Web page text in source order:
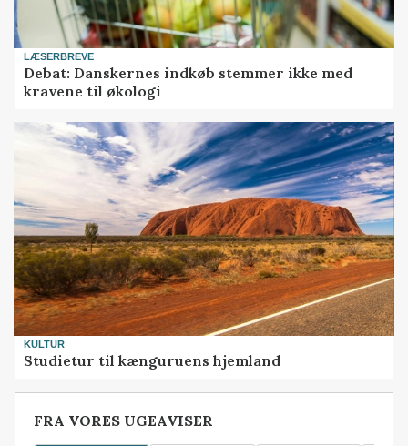
LÆSERBREVE
Debat: Danskernes indkøb stemmer ikke med
kravene til økologi
KULTUR
Studietur til kænguruens hjemland
FRA VORES UGEAVISER